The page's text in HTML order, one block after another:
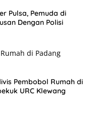
Pulsa, Pemuda di
Dengan Polisi
Pembobol Rumah di
URC Klewang